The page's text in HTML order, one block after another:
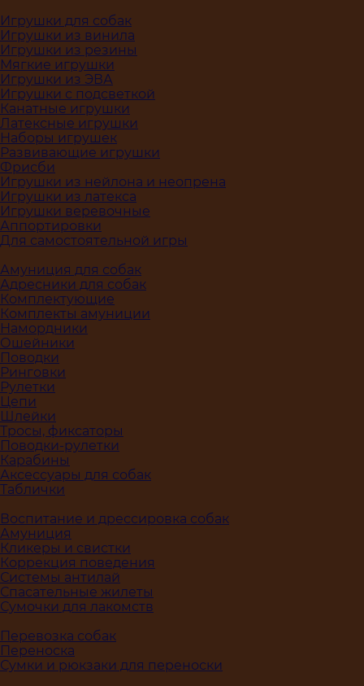
Игрушки для собак
Игрушки из винила
Игрушки из резины
Мягкие игрушки
Игрушки из ЭВА
Игрушки с подсветкой
Канатные игрушки
Латексные игрушки
Наборы игрушек
Развивающие игрушки
Фрисби
Игрушки из нейлона и неопрена
Игрушки из латекса
Игрушки веревочные
Аппортировки
Для самостоятельной игры
Амуниция для собак
Адресники для собак
Комплектующие
Комплекты амуниции
Намордники
Ошейники
Поводки
Ринговки
Рулетки
Цепи
Шлейки
Тросы, фиксаторы
Поводки-рулетки
Карабины
Аксессуары для собак
Таблички
Воспитание и дрессировка собак
Амуниция
Кликеры и свистки
Коррекция поведения
Системы антилай
Спасательные жилеты
Сумочки для лакомств
Перевозка собак
Переноска
Сумки и рюкзаки для переноски